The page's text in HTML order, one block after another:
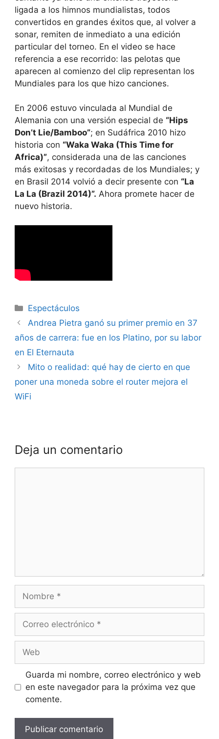
ligada a los himnos mundialistas, todos
convertidos en grandes éxitos que, al volver a
sonar, remiten de inmediato a una edición
particular del torneo. En el video se hace
referencia a ese recorrido: las pelotas que
aparecen al comienzo del clip representan los
Mundiales para los que hizo canciones.
En 2006 estuvo vinculada al Mundial de
Alemania con una versión especial de “Hips
Don’t Lie/Bamboo”; en Sudáfrica 2010 hizo
historia con “Waka Waka (This Time for
Africa)”, considerada una de las canciones
más exitosas y recordadas de los Mundiales; y
en Brasil 2014 volvió a decir presente con “La
La La (Brazil 2014)”. Ahora promete hacer de
nuevo historia.
Espectáculos
Andrea Pietra ganó su primer premio en 37
años de carrera: fue en los Platino, por su labor
en El Eternauta
Mito o realidad: qué hay de cierto en que
poner una moneda sobre el router mejora el
WiFi
Deja un comentario
Guarda mi nombre, correo electrónico y web
en este navegador para la próxima vez que
comente.